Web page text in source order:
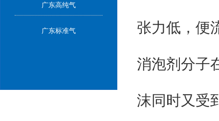
广东高纯气
广东标准气 张力低，便
消泡剂分子
沫同时又受